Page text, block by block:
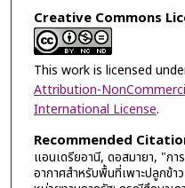
Creative Commons
This work is licensed
Attribution-
International License.
Recommended
แอนเดรียอานี, ดอสมายา, "กา
อากาศสำหรับพื้นที่เพาะปลูกข้า